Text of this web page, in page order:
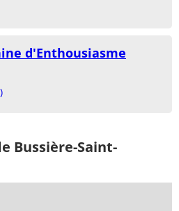
d'Enthousiasme
Bussière-Saint-